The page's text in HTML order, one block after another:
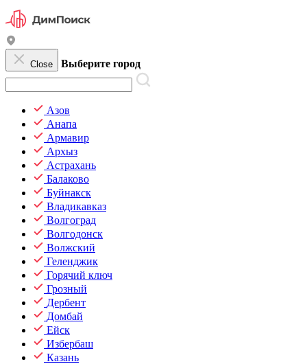
Close Выберите город
Азов
Анапа
Армавир
Архыз
Астрахань
Балаково
Буйнакск
Владикавказ
Волгоград
Волгодонск
Волжский
Геленджик
Горячий ключ
Грозный
Дербент
Домбай
Ейск
Избербаш
Казань